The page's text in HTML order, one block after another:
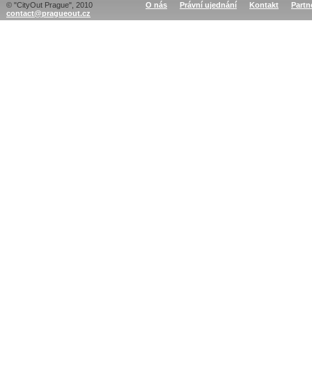
© "CityOut Prague", 2010
contact@pragueout.cz
O nás Právní ujednání Kontakt